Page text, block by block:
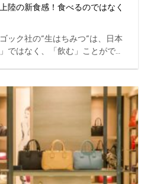
陸の新食感！食べるのではなく
ック社の“生はちみつ”は、日本
ではなく、「飲む」ことができ